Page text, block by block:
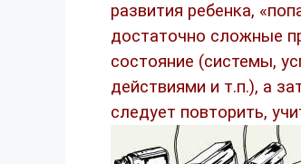
развития ребенка,
достаточно сложные
состояние (системы,
действиями и т.п.), а
следует повторить,